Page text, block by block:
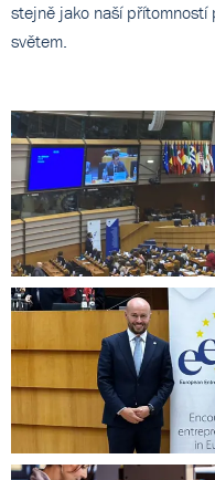
stejně jako naší přítomností
světem.